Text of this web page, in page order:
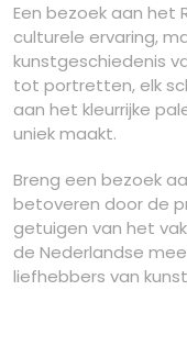
Een bezoek aan het
culturele ervaring,
kunstgeschiedenis
tot portretten, elk
aan het kleurrijke
uniek maakt.
Breng een bezoek
betoveren door de
getuigen van het
de Nederlandse
liefhebbers van